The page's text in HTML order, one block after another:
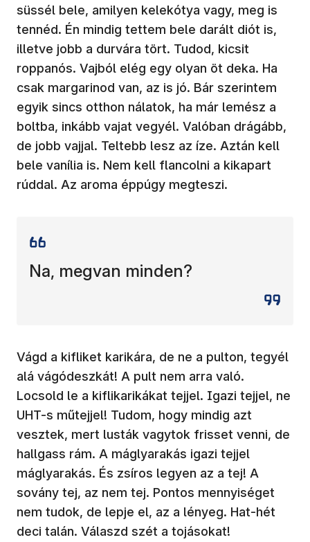
süssél bele, amilyen kelekótya vagy, meg is
tennéd. Én mindig tettem bele darált diót is,
illetve jobb a durvára tört. Tudod, kicsit
roppanós. Vajból elég egy olyan öt deka. Ha
csak margarinod van, az is jó. Bár szerintem
egyik sincs otthon nálatok, ha már lemész a
boltba, inkább vajat vegyél. Valóban drágább,
de jobb vajjal. Teltebb lesz az íze. Aztán kell
bele vanília is. Nem kell flancolni a kikapart
rúddal. Az aroma éppúgy megteszi.
Na, megvan minden?
Vágd a kifliket karikára, de ne a pulton, tegyél
alá vágódeszkát! A pult nem arra való.
Locsold le a kiflikarikákat tejjel. Igazi tejjel, ne
UHT-s műtejjel! Tudom, hogy mindig azt
vesztek, mert lusták vagytok frisset venni, de
hallgass rám. A máglyarakás igazi tejjel
máglyarakás. És zsíros legyen az a tej! A
sovány tej, az nem tej. Pontos mennyiséget
nem tudok, de lepje el, az a lényeg. Hat-hét
deci talán. Válaszd szét a tojásokat!